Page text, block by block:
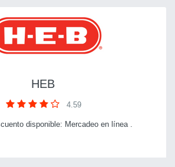
HEB
4.59
disponible: Mercadeo en línea .